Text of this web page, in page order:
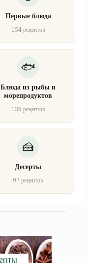
Первые блюда
154 рецептов
Блюда из рыбы и
морепродуктов
136 рецептов
Десерты
97 рецептов